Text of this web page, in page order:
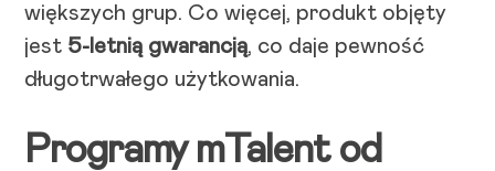
większych grup. Co więcej, produkt objęty
jest 5-letnią gwarancją, co daje pewność
długotrwałego użytkowania.
Programy mTalent od